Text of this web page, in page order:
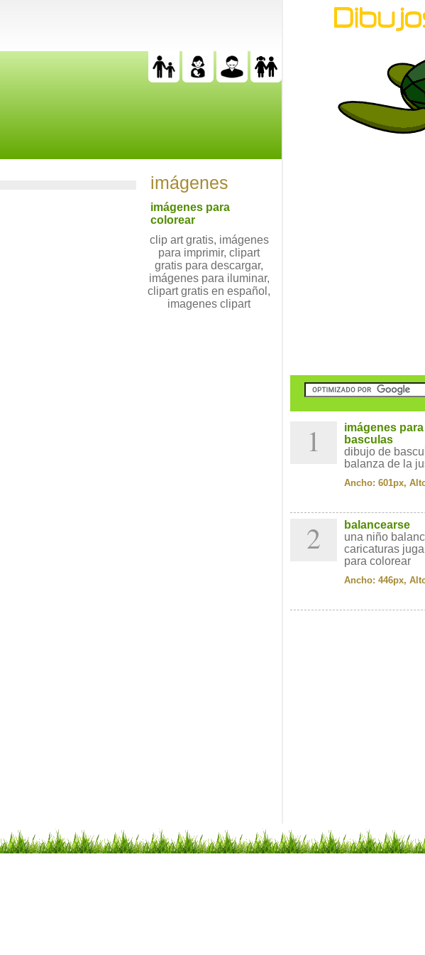
1
imágenes
basculas
dibujo de
balanza de la
Ancho: 601px,
2
balancearse
una niño
caricaturas
para colorear
Ancho: 446px,
imágenes
imágenes para
colorear
clip art gratis, imágenes
para imprimir, clipart
gratis para descargar,
imágenes para iluminar,
clipart gratis en español,
imagenes clipart